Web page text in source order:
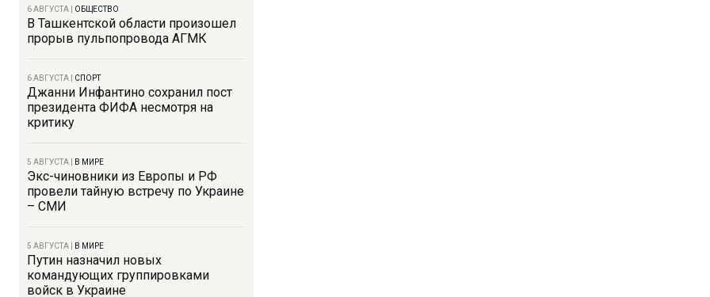
6 АВГУСТА ОБЩЕСТВО
В Ташкентской области произошел
прорыв пульпопровода АГМК
6 АВГУСТА СПОРТ
Джанни Инфантино сохранил пост
президента ФИФА несмотря на
критику
5 АВГУСТА В МИРЕ
Экс-чиновники из Европы и РФ
провели тайную встречу по Украине
– СМИ
5 АВГУСТА В МИРЕ
Путин назначил новых
командующих группировками
войск в Украине